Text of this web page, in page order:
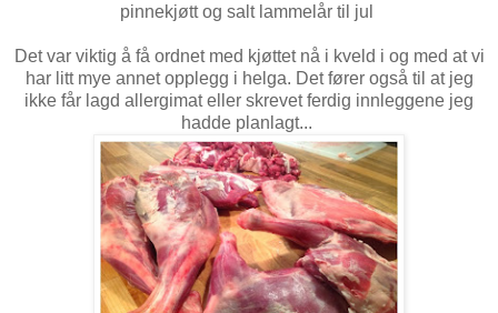
pinnekjøtt og salt lammelår til jul
Det var viktig å få ordnet med kjøttet nå i kveld i og med at vi
har litt mye annet opplegg i helga. Det fører også til at jeg
ikke får lagd allergimat eller skrevet ferdig innleggene jeg
hadde planlagt...